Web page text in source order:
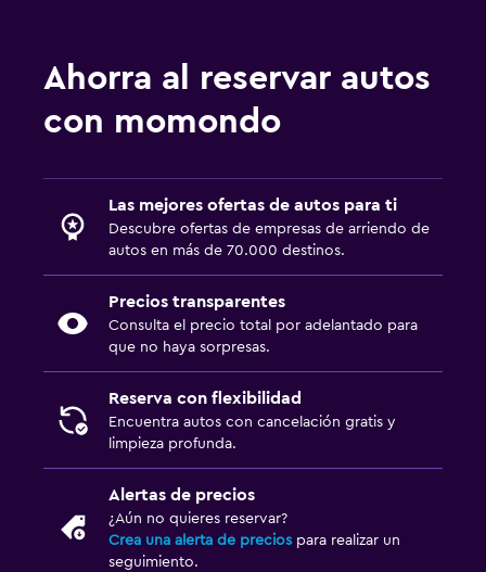
Ahorra al reservar autos
con momondo
Las mejores ofertas de autos para ti
Descubre ofertas de empresas de arriendo de
autos en más de 70.000 destinos.
Precios transparentes
Consulta el precio total por adelantado para
que no haya sorpresas.
Reserva con flexibilidad
Encuentra autos con cancelación gratis y
limpieza profunda.
Alertas de precios
¿Aún no quieres reservar?
Crea una alerta de precios para realizar un
seguimiento.